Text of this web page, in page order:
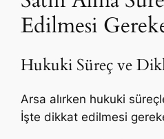
Edilmesi
Hukuki Süreç ve
Arsa alırken hukuki
İşte dikkat edilmesi